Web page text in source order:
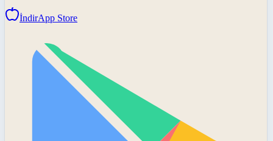
İndirApp Store